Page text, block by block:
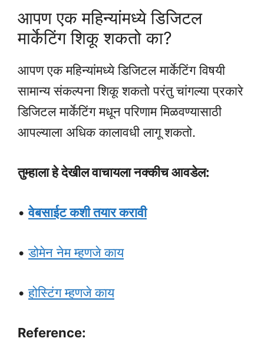
आपण एक महिन्यांमध्ये डिजिटल
मार्केटिंग शिकू शकतो का?
आपण एक महिन्यांमध्ये डिजिटल मार्केटिंग विषयी
सामान्य संकल्पना शिकू शकतो परंतु चांगल्या प्रकारे
डिजिटल मार्केटिंग मधून परिणाम मिळवण्यासाठी
आपल्याला अधिक कालावधी लागू शकतो.
तुम्हाला हे देखील वाचायला नक्कीच आवडेल:
•वेबसाईट कशी तयार करावी
•डोमेन नेम म्हणजे काय
•होस्टिंग म्हणजे काय
Reference: